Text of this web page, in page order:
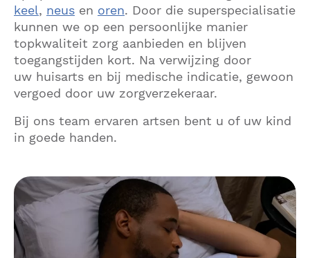
keel, neus en oren. Door die superspecialisatie
kunnen we op een persoonlijke manier
topkwaliteit zorg aanbieden en blijven
toegangstijden kort. Na verwijzing door
uw huisarts en bij medische indicatie, gewoon
vergoed door uw zorgverzekeraar.
Bij ons team ervaren artsen bent u of uw kind
in goede handen.